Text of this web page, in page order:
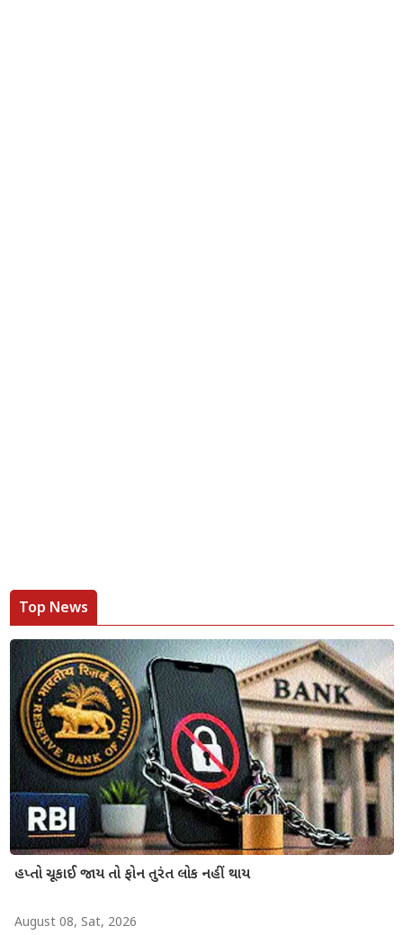
Top News
હપ્તો ચૂકાઈ જાય તો ફોન તુરંત લોક નહીં થાય
August 08, Sat, 2026